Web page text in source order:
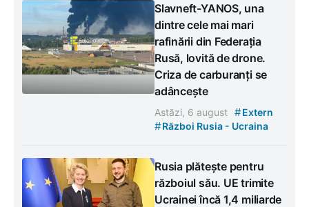
Slavneft-YANOS, una
dintre cele mai mari
rafinării din Federația
Rusă, lovită de drone.
Criza de carburanți se
adâncește
Astăzi, 6 august #Extern
#Război Rusia - Ucraina
Rusia plătește pentru
războiul său. UE trimite
Ucrainei încă 1,4 miliarde